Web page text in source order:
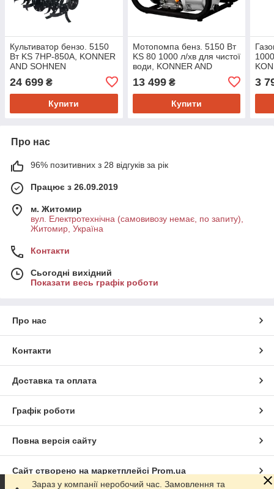
Культиватор бензо. 5150
Вт KS 7HP-850A, KONNER
AND SOHNEN
24 699 ₴
Купити
Мотопомпа бенз. 5150 Вт
KS 80 1000 л/хв для чистої
води, KONNER AND
13 499₴
Купити
3
Про нас
96% позитивних з 28 відгуків за рік
Працює з 26.09.2019
м. Житомир
вул. Електротехнічна (самовивозу немає, по запиту),
Житомир, Україна
Контакти
Сьогодні вихідний
Показати весь графік роботи
Про нас
Контакти
Доставка та оплата
Графік роботи
Повна версія сайту
Сайт створено на маркетплейсі Prom.ua
Зараз у компанії неробочий час. Замовлення та